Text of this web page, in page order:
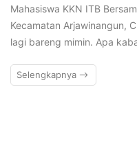
Mahasiswa KKN ITB
Kecamatan Arjawinangun,
lagi bareng mimin. Apa
Selengkapnya